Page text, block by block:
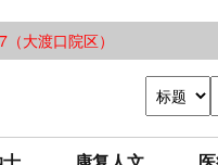
大渡口院区）